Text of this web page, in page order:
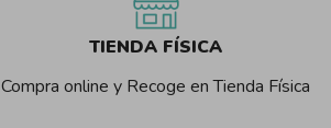
TIENDA FÍSICA
Compra online y Recoge en Tienda Física